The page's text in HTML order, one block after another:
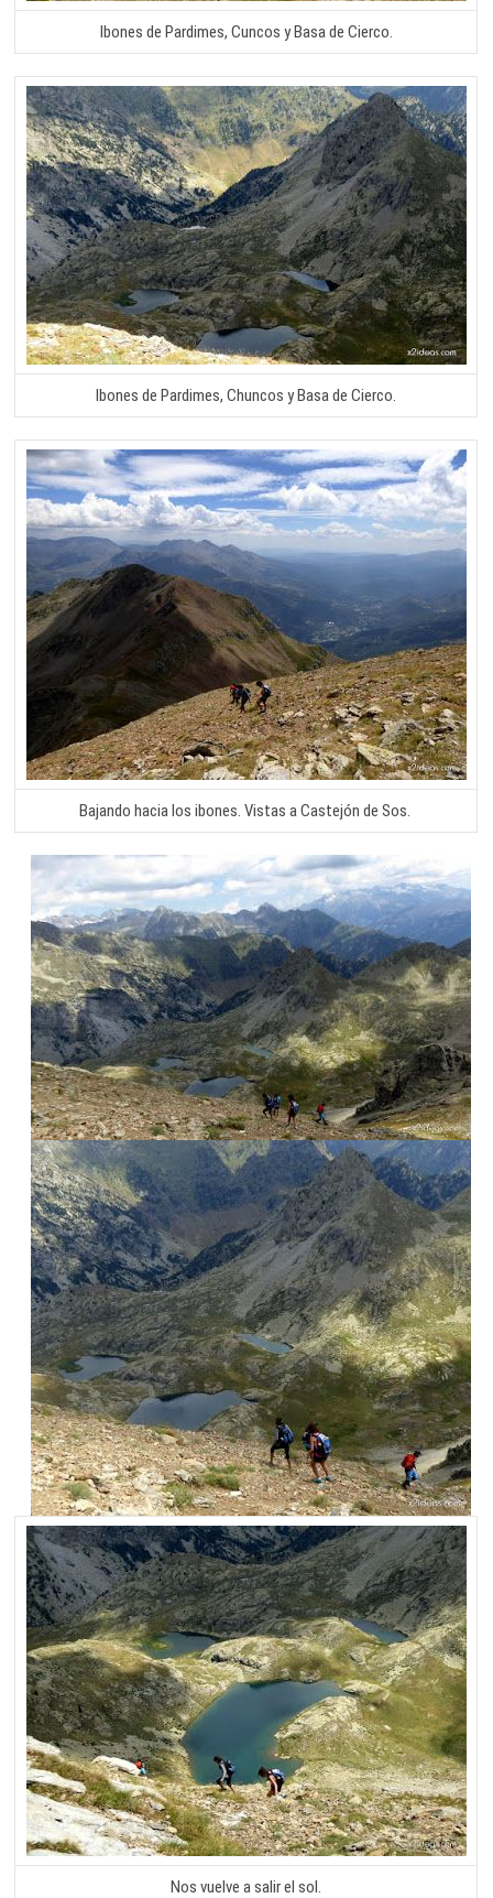
Ibones de Pardimes, Cuncos y Basa de Cierco.
Ibones de Pardimes, Chuncos y Basa de Cierco.
Bajando hacia los ibones. Vistas a Castejón de Sos.
Nos vuelve a salir el sol.